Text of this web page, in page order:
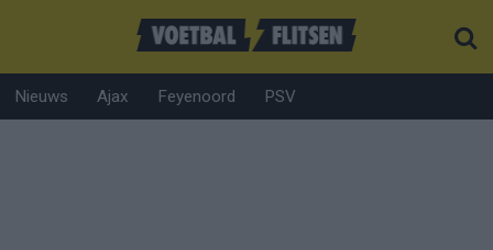
Nieuws Ajax Feyenoord PSV